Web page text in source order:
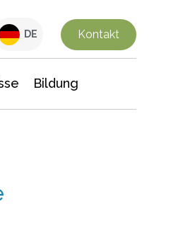
DE Kontakt
Bildung